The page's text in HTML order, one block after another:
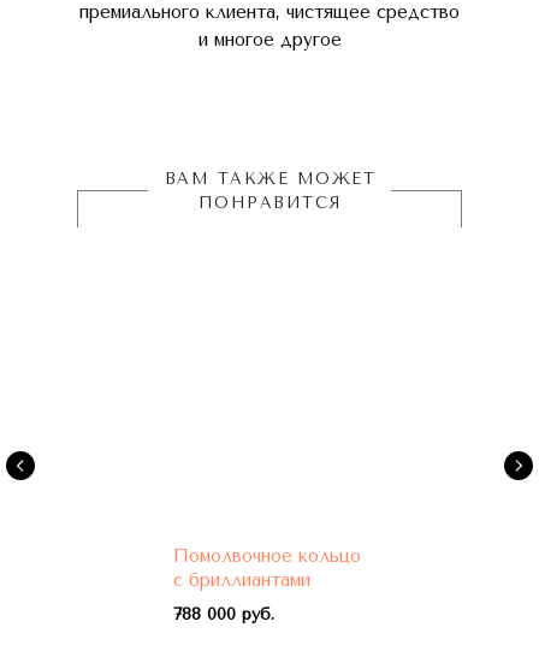
премиального клиента, чистящее средство
и многое другое
ВАМ ТАКЖЕ МОЖЕТ
ПОНРАВИТСЯ
Помолвочное кольцо
с бриллиантами
788 000 руб.